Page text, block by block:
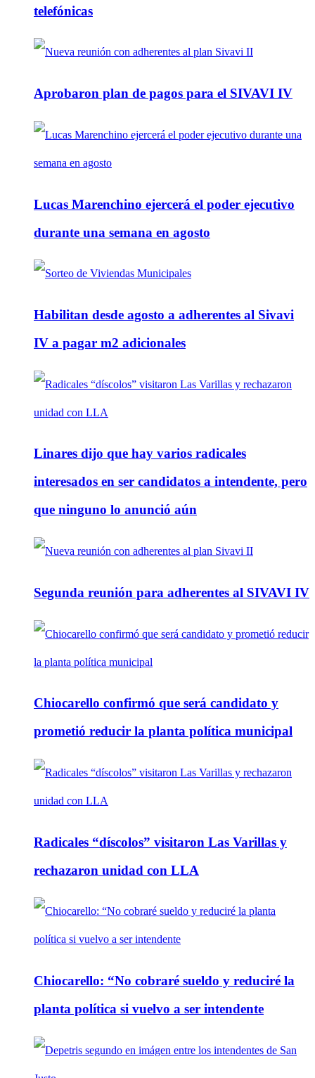
telefónicas
Aprobaron plan de pagos para el SIVAVI IV
Lucas Marenchino ejercerá el poder ejecutivo
durante una semana en agosto
Habilitan desde agosto a adherentes al Sivavi
IV a pagar m2 adicionales
Linares dijo que hay varios radicales
interesados en ser candidatos a intendente, pero
que ninguno lo anunció aún
Segunda reunión para adherentes al SIVAVI IV
Chiocarello confirmó que será candidato y
prometió reducir la planta política municipal
Radicales “díscolos” visitaron Las Varillas y
rechazaron unidad con LLA
Chiocarello: “No cobraré sueldo y reduciré la
planta política si vuelvo a ser intendente